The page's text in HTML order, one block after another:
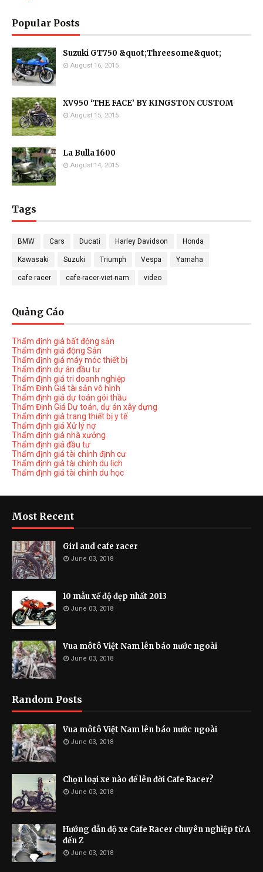
Popular Posts
Suzuki GT750 &quot;Threesome&quot;
August 16, 2015
XV950 ‘THE FACE’ BY KINGSTON CUSTOM
August 15, 2015
La Bulla 1600
August 14, 2015
Tags
BMW Cars Ducati Harley Davidson Honda
Kawasaki Suzuki Triumph Vespa Yamaha
cafe racer cafe-racer-viet-nam video
Quảng Cáo
Thẩm định giá bất động sản
Thẩm định giá động Sản
Thẩm định giá máy móc thiết bị
Thẩm định dự án đầu tư
Thẩm định giá tri doanh nghiệp
Thẩm Định Giá tài sản vô hình
Thẩm định giá dự toán gói thầu
Thẩm Định Giá Dự toán, dự án xây dựng
Thẩm định giá trang thiết bị y tế
Thẩm định giá Xử lý nợ
Thẩm định giá nhà xưởng
Thẩm định giá đầu tư
Thẩm định giá tài chính định cư
Thẩm định giá tài chính du lịch
Thẩm định giá tài chính du học
Most Recent
Girl and cafe racer
June 03, 2018
10 mẫu xế độ đẹp nhất 2013
June 03, 2018
Vua môtô Việt Nam lên báo nước ngoài
June 03, 2018
Random Posts
Vua môtô Việt Nam lên báo nước ngoài
June 03, 2018
Chọn loại xe nào để lên đời Cafe Racer?
June 03, 2018
Hướng dẫn độ xe Cafe Racer chuyên nghiệp từ A
đến Z
June 03, 2018